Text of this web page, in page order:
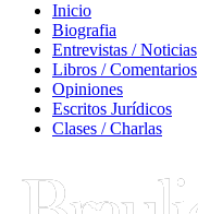
Inicio
Biografia
Entrevistas / Noticias
Libros / Comentarios
Opiniones
Escritos Jurídicos
Clases / Charlas